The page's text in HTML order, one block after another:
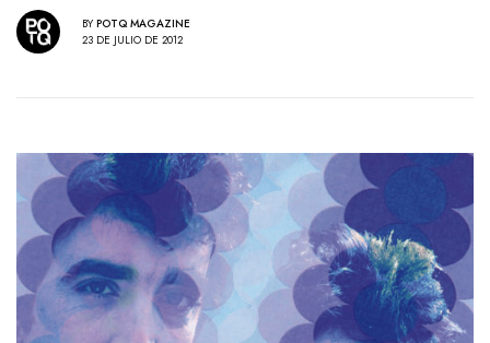
BY POTQ MAGAZINE
23 DE JULIO DE 2012